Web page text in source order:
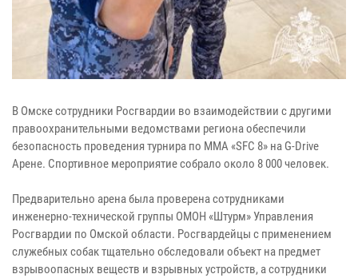
В Омске сотрудники Росгвардии во взаимодействии с другими
правоохранительными ведомствами региона обеспечили
безопасность проведения турнира по ММА «SFC 8» на G-Drive
Арене. Спортивное мероприятие собрало около 8 000 человек.
Предварительно арена была проверена сотрудниками
инженерно-технической группы ОМОН «Штурм» Управления
Росгвардии по Омской области. Росгвардейцы с применением
служебных собак тщательно обследовали объект на предмет
взрывоопасных веществ и взрывных устройств, а сотрудники